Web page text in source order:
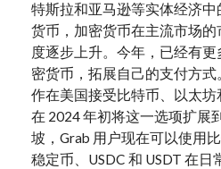
特斯拉和亚马逊等实体经济
货币，加密货币在主流市场
度逐步上升。今年，已经有
密货币，拓展自己的支付方
作在美国接受比特币、以太坊
在 2024 年初将这一选项扩展
坡，Grab 用户现在可以使用
稳定币、USDC 和 USDT 在日